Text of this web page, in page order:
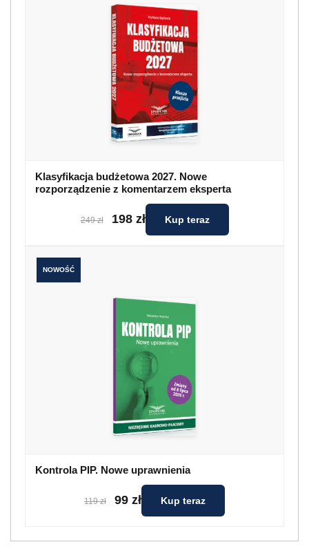
Klasyfikacja budżetowa 2027. Nowe
rozporządzenie z komentarzem eksperta
249 zł 198 zł Kup teraz
NOWOŚĆ
Kontrola PIP. Nowe uprawnienia
119 zł 99 zł Kup teraz